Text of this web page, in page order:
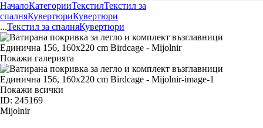
НачалоКатегорииТекстилТекстил за
спалняКувертюриКувертюри
...Текстил за спалняКувертюри
Покажи галерията
Покажи всички
ID: 245169
Mijolnir